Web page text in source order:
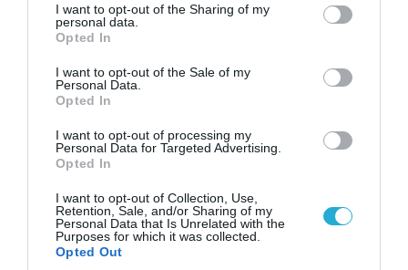
not limited to your visit or usage behaviour. You may click to
grant or deny consent to Google and its third-party tags to
use your data for below specified purposes in below Google
consent section.
I want to opt-out of the Sharing of my
personal data.
Opted In
I want to opt-out of the Sale of my
Personal Data.
Opted In
I want to opt-out of processing my
Personal Data for Targeted Advertising.
Opted In
I want to opt-out of Collection, Use,
Retention, Sale, and/or Sharing of my
Personal Data that Is Unrelated with the
Purposes for which it was collected.
Opted Out
07.08.2026 | 20:02
Ο Γιάννης Αλαφούζος «τέλειωσε» τον
Κωνσταντίνο Ζούλα από τον ΣΚΑΪ – Ο λόγος της